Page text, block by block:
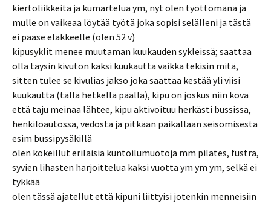
kiertoliikkeitä ja kumartelua ym, nyt olen työttömänä ja
mulle on vaikeaa löytää työtä joka sopisi selälleni ja tästä
ei pääse eläkkeelle (olen 52 v)
kipusyklit menee muutaman kuukauden sykleissä; saattaa
olla täysin kivuton kaksi kuukautta vaikka tekisin mitä,
sitten tulee se kivulias jakso joka saattaa kestää yli viisi
kuukautta (tällä hetkellä päällä), kipu on joskus niin kova
että taju meinaa lähtee, kipu aktivoituu herkästi bussissa,
henkilöautossa, vedosta ja pitkään paikallaan seisomisesta
esim bussipysäkillä
olen kokeillut erilaisia kuntoilumuotoja mm pilates, fustra,
syvien lihasten harjoittelua kaksi vuotta ym ym ym, selkä ei
tykkää
olen tässä ajatellut että kipuni liittyisi jotenkin menneisiin